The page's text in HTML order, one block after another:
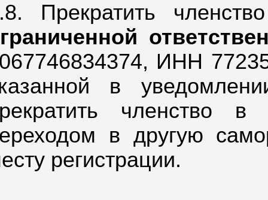
Прекратить
ИНН
в
членство
в другую
регистрации.